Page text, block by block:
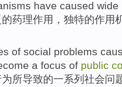
have caused wide
的药理作用， 独特的作用
of social problems
a focus of public
所导致的一系列 社会问